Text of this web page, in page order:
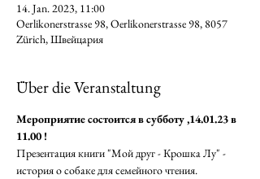
14. Jan. 2023, 11:00
Oerlikonerstrasse 98, Oerlikonerstrasse 98, 8057
Zürich, Швейцария
Über die Veranstaltung
Мероприятие состоится в субботу ,14.01.23 в
11.00 !
Презентация книги "Мой друг - Крошка Лу" -
история о собаке для семейного чтения.